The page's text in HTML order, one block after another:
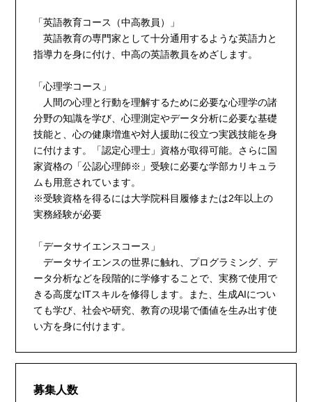
「英語教育コース（中高教員）」
英語教育の専門家として十分通用するような英語力と
指導力を身に付け、中高の英語教員をめざします。
「心理学コース」
人間の心理と行動を理解するために必要な心理学の諸
分野の知識を学び、心理測定やデータ分析に必要な基礎
技能と、心の健康増進や対人援助に役立つ実践技能を身
に付けます。「認定心理士」資格が取得可能。さらに国
家資格の「公認心理師※」受験に必要な学部カリキュラ
ムも用意されています。
※受験資格を得るには大学院科目履修または2年以上の
実務経験が必要
「データサイエンスコース」
データサイエンスの世界に触れ、プログラミング、デ
ータ分析などを段階的に学修することで、実務で使用で
きる高度なITスキルを修得します。また、生成AIについ
ても学び、社会や研究、教育の現場で価値を生み出す使
い方を身に付けます。
募集人数